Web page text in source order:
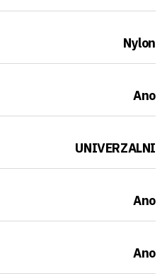
Nylon
Ano
UNIVERZALNI
Ano
Ano